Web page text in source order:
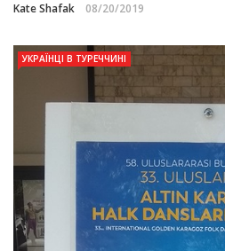
Kate Shafak 08/20/2019
УКРАЇНЦІ В ТУРЕЧЧИНІ